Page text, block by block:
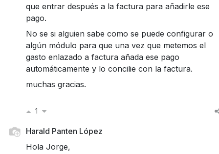
que entrar después a la factura para añadirle ese
pago.
No se si alguien sabe como se puede configurar o
algún módulo para que una vez que metemos el
gasto enlazado a factura añada ese pago
automáticamente y lo concilie con la factura.
muchas gracias.
1
Harald Panten López
Hola Jorge,